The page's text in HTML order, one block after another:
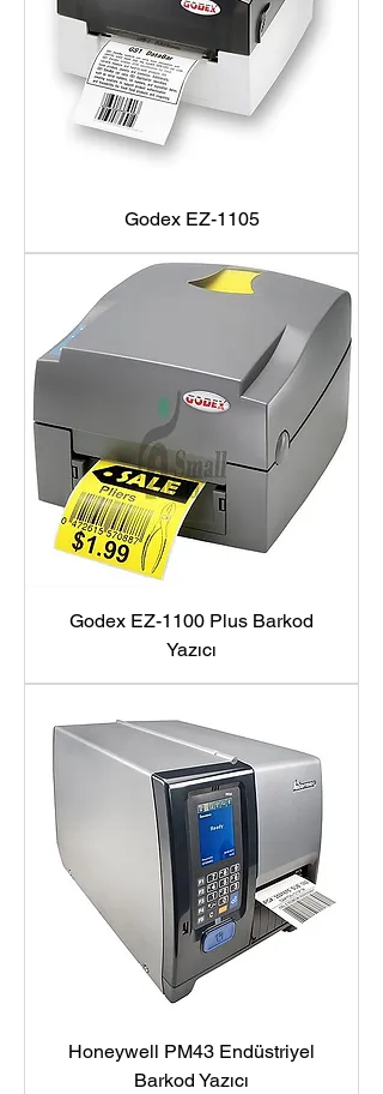
Godex EZ-1105
Godex EZ-1100 Plus Barkod
Yazıcı
Honeywell PM43 Endüstriyel
Barkod Yazıcı